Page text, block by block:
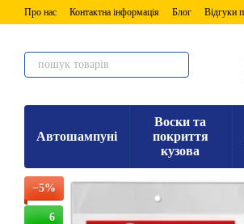
Перейти до основного контенту
Про нас Контактна інформація Блог Відгуки
Автошампуні
Воски та
покриття
кузова
−5%
6